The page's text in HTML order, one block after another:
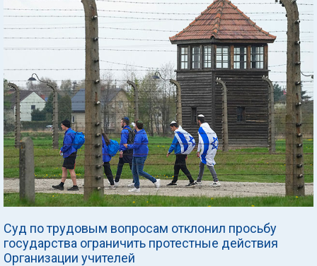
Суд по трудовым вопросам отклонил просьбу
государства ограничить протестные действия
Организации учителей